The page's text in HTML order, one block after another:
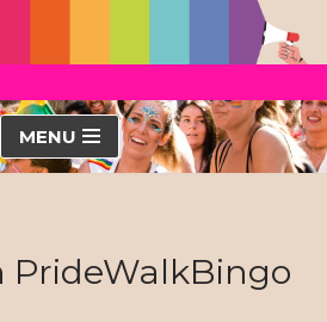
MENU
PrideWalkBingo